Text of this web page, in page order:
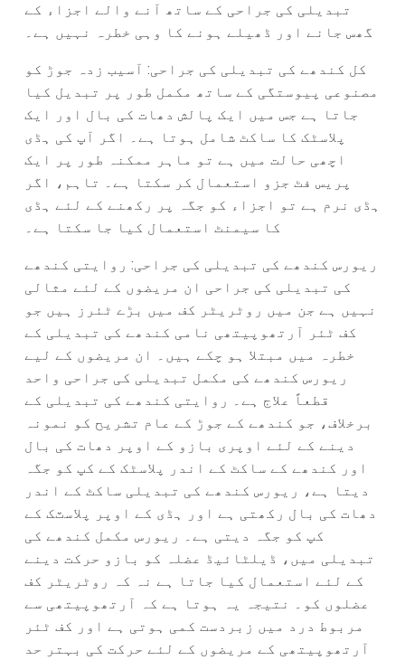
تبدیلی کی جراحی کے ساتھ آنے والے اجزاء کے
گھس جانے اور ڈھیلے ہونے کا وہی خطرہ نہیں ہے۔
کل کندھے کی تبدیلی کی جراحی: آسیب زدہ جوڑ کو
مصنوعی پیوستگی کے ساتھ مکمل طور پر تبدیل کیا
جاتا ہے جس میں ایک پالش دھات کی بال اور ایک
پلاسٹک کا ساکٹ شامل ہوتا ہے۔ اگر آپ کی ہڈی
اچھی حالت میں ہے تو ماہر ممکنہ طور پر ایک
پریس فٹ جزو استعمال کر سکتا ہے۔ تاہم، اگر
ہڈی نرم ہے تو اجزاء کو جگہ پر رکھنے کے لئے ہڈی
کا سیمنٹ استعمال کیا جا سکتا ہے۔
ریورس کندھے کی تبدیلی کی جراحی: روایتی کندھے
کی تبدیلی کی جراحی ان مریضوں کے لئے مثالی
نہیں ہے جن میں روٹریٹر کف میں بڑے ٹئرز ہیں جو
کف ٹئر آرتھوپیتھی نامی کندھے کی تبدیلی کے
خطرہ میں مبتلا ہو چکے ہیں۔ ان مریضوں کے لیے
ریورس کندھے کی مکمل تبدیلی کی جراحی واحد
قطعاً علاج ہے۔ روایتی کندھے کی تبدیلی کے
برخلاف، جو کندھے کے جوڑ کے عام تشریح کو نمونہ
دینے کے لئے اوپری بازو کے اوپر دھات کی بال
اور کندھے کے ساکٹ کے اندر پلاسٹک کے کپ کو جگہ
دیتا ہے، ریورس کندھے کی تبدیلی ساکٹ کے اندر
دھات کی بال رکھتی ہے اور ہڈی کے اوپر پلاسٽک کے
کپ کو جگہ دیتی ہے۔ ریورس مکمل کندھے کی
تبدیلی میں، ڈیلٹائیڈ عضلہ کو بازو حرکت دینے
کے لئے استعمال کیا جاتا ہے نہ کہ روٹریٹر کف
عضلوں کو۔ نتیجہ یہ ہوتا ہے کہ آرتھوپیتھی سے
مربوط درد میں زبردست کمی ہوتی ہے اور کف ٹئر
آرتھوپیتھی کے مریضوں کے لئے حرکت کی بہتر حد